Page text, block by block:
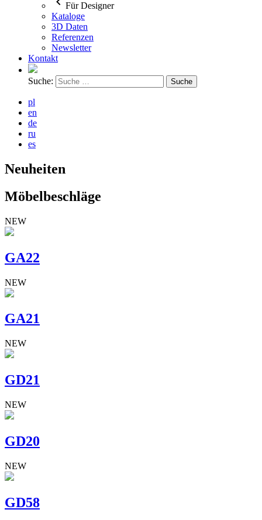
Für Designer
Kataloge
3D Daten
Referenzen
Newsletter
Kontakt
Suche:
pl
en
de
ru
es
Neuheiten
Möbelbeschläge
NEW
GA22
NEW
GA21
NEW
GD21
NEW
GD20
NEW
GD58